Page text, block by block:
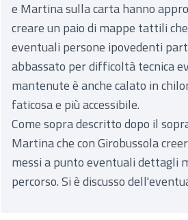
e Martina sulla carta hanno
creare un paio di mappe tattili
eventuali persone ipovedenti
abbassato per difficoltà tecnica
mantenute è anche calato in
faticosa e più accessibile.
Come sopra descritto dopo il
Martina che con Girobussola
messi a punto eventuali dettagli
percorso. Si è discusso